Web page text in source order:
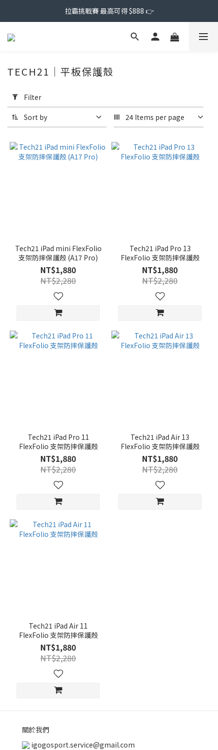
拉霸挑戰賽 最高可得 $888 👉
Filter
(0/20)
Range
(NT$)
TECH21｜平板保護殼
Filter
Sort by 24 Items per page
Tech21 iPad mini FlexFolio
支架防摔保護殼 (A17 Pro)
NT$1,880
NT$2,280
Tech21 iPad Pro 13
FlexFolio 支架防摔保護殼
NT$1,880
NT$2,280
Tech21 iPad Pro 11
FlexFolio 支架防摔保護殼
NT$1,880
NT$2,280
Tech21 iPad Air 13
FlexFolio 支架防摔保護殼
NT$1,880
NT$2,280
Tech21 iPad Air 11
FlexFolio 支架防摔保護殼
NT$1,880
NT$2,280
關於我們
igogosport.service@gmail.com